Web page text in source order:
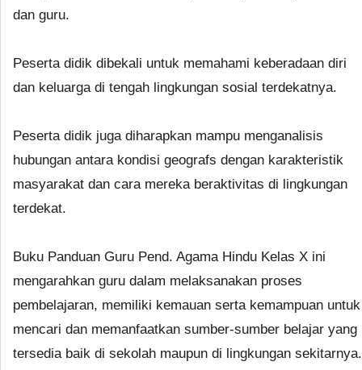
dan guru.
Peserta didik dibekali untuk memahami keberadaan diri
dan keluarga di tengah lingkungan sosial terdekatnya.
Peserta didik juga diharapkan mampu menganalisis
hubungan antara kondisi geografs dengan karakteristik
masyarakat dan cara mereka beraktivitas di lingkungan
terdekat.
Buku Panduan Guru Pend. Agama Hindu Kelas X ini
mengarahkan guru dalam melaksanakan proses
pembelajaran, memiliki kemauan serta kemampuan untuk
mencari dan memanfaatkan sumber-sumber belajar yang
tersedia baik di sekolah maupun di lingkungan sekitarnya.